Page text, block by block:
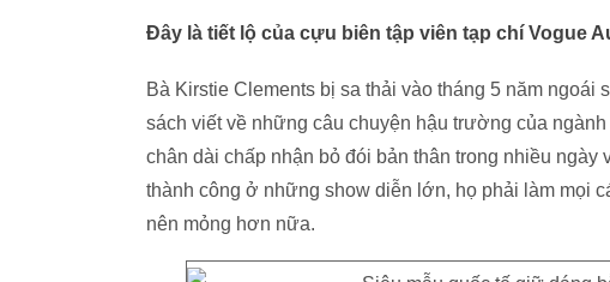
Đây là tiết lộ của cựu biên tập viên tạp chí Vogue
Bà Kirstie Clements bị sa thải vào tháng 5 năm ngoái
sách viết về những câu chuyện hậu trường của
chân dài chấp nhận bỏ đói bản thân trong nhiều
thành công ở những show diễn lớn, họ phải làm mọi
nên mỏng hơn nữa.